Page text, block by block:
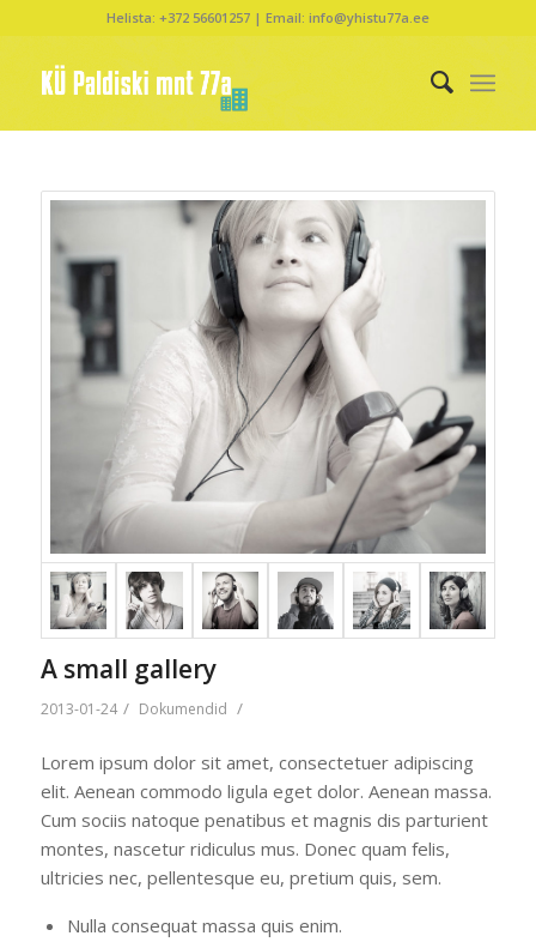
Helista: +372 56601257 | Email: info@yhistu77a.ee
A small gallery
2013-01-24 / Dokumendid /
Lorem ipsum dolor sit amet, consectetuer adipiscing
elit. Aenean commodo ligula eget dolor. Aenean massa.
Cum sociis natoque penatibus et magnis dis parturient
montes, nascetur ridiculus mus. Donec quam felis,
ultricies nec, pellentesque eu, pretium quis, sem.
Nulla consequat massa quis enim.